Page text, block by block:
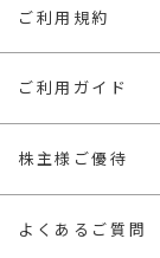
ご利用規約
ご利用ガイド
株主様ご優待
よくあるご質問